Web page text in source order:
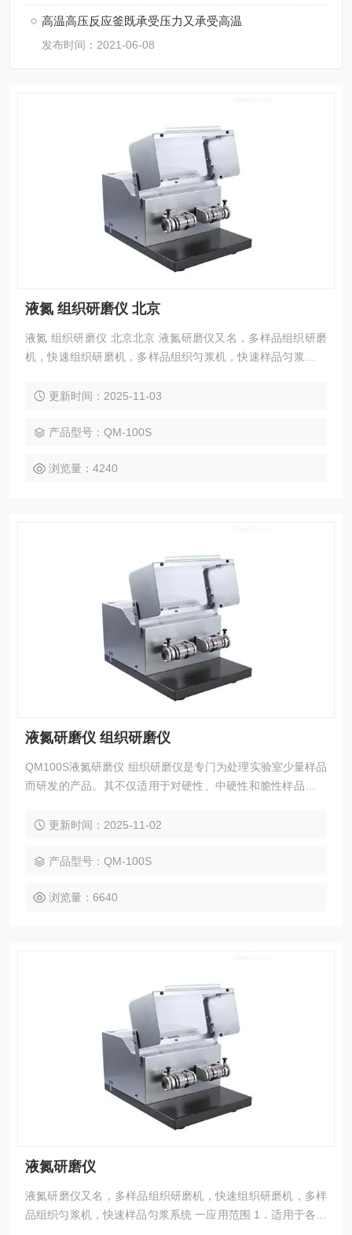
高温高压反应釜既承受压力又承受高温
发布时间：2021-06-08
液氮 组织研磨仪 北京
液氮 组织研磨仪 北京北京 液氮研磨仪又名，多样品组织研磨
机，快速组织研磨机，多样品组织匀浆机，快速样品匀浆系统
果、种子等样品的研磨破碎； 2．适用于各种动物组织包括大
骨骼等样品的研磨破碎； 3．适用于真菌、细菌等样品的研磨
更新时间：2025-11-03
产品型号：QM-100S
浏览量：4240
液氮研磨仪 组织研磨仪
QM100S液氮研磨仪 组织研磨仪是专门为处理实验室少量样品
而研发的产品。其不仅适用于对硬性、中硬性和脆性样品的细
更新时间：2025-11-02
产品型号：QM-100S
浏览量：6640
液氮研磨仪
液氮研磨仪又名，多样品组织研磨机，快速组织研磨机，多样
品组织匀浆机，快速样品匀浆系统 一应用范围 1．适用于各种